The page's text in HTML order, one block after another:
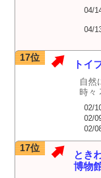
04/
04/
17位
トイ
自然
時々
02/
02/
02/
17位
とき
博物